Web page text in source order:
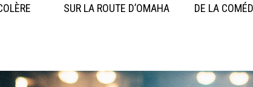
SUR LA ROUTE D’OMAHA DE LA